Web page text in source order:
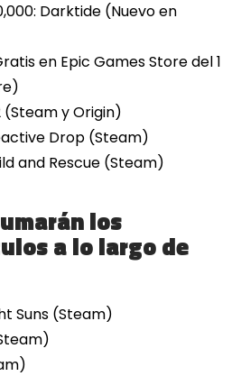
Darktide (Nuevo en
en Epic Games Store del 1
y Origin)
Drop (Steam)
and Rescue (Steam)
los
a lo largo de
Suns (Steam)